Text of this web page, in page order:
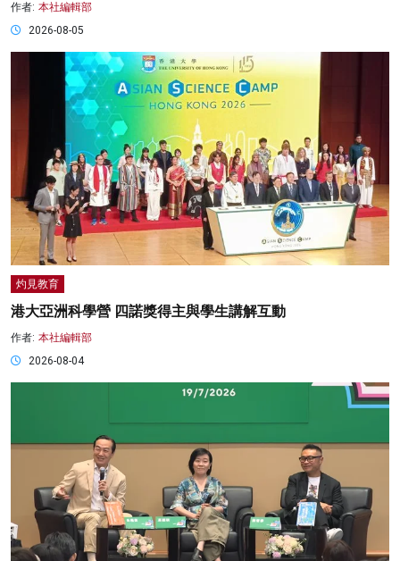
作者: 本社編輯部
2026-08-05
灼見教育
港大亞洲科學營 四諾獎得主與學生講解互動
作者: 本社編輯部
2026-08-04